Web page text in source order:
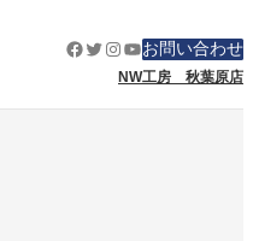
Facebook
Twitter
Instagram
YouTube
お問い合わせ
NW工房 秋葉原店